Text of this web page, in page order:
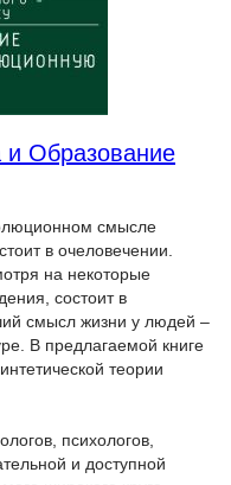
и Образование
смысле
в очеловечении.
на некоторые
состоит в
смысл жизни у людей –
В предлагаемой книге
теории
психологов,
и доступной